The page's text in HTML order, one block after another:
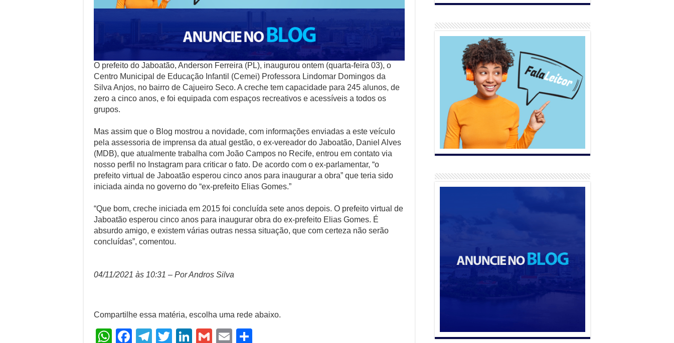
O prefeito do Jaboatão, Anderson Ferreira (PL), inaugurou ontem (quarta-feira 03), o
Centro Municipal de Educação Infantil (Cemei) Professora Lindomar Domingos da
Silva Anjos, no bairro de Cajueiro Seco. A creche tem capacidade para 245 alunos, de
zero a cinco anos, e foi equipada com espaços recreativos e acessíveis a todos os
grupos.
Mas assim que o Blog mostrou a novidade, com informações enviadas a este veículo
pela assessoria de imprensa da atual gestão, o ex-vereador do Jaboatão, Daniel Alves
(MDB), que atualmente trabalha com João Campos no Recife, entrou em contato via
nosso perfil no Instagram para criticar o fato. De acordo com o ex-parlamentar, “o
prefeito virtual de Jaboatão esperou cinco anos para inaugurar a obra” que teria sido
iniciada ainda no governo do “ex-prefeito Elias Gomes.”
“Que bom, creche iniciada em 2015 foi concluída sete anos depois. O prefeito virtual de
Jaboatão esperou cinco anos para inaugurar obra do ex-prefeito Elias Gomes. É
absurdo amigo, e existem várias outras nessa situação, que com certeza não serão
concluídas”, comentou.
04/11/2021 às 10:31 – Por Andros Silva
Compartilhe essa matéria, escolha uma rede abaixo.
W
F
T
T
Li
G
E